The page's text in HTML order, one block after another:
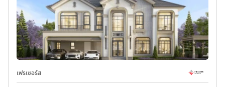
เฟรเซอร์ส